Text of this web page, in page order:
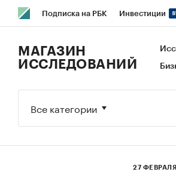
Подписка на РБК Инвестиции
Исследования Кредитные
МАГАЗИН
ИССЛЕДОВАНИЙ
Все категории
27 ФЕВРАЛЯ